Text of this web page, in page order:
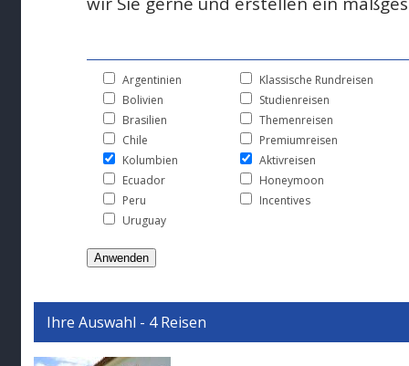
Argentinien
Bolivien
Brasilien
Chile
Kolumbien
Ecuador
Peru
Uruguay
Klassische Rundreisen
Studienreisen
Themenreisen
Premiumreisen
Aktivreisen
Honeymoon
Incentives
Ihre Auswahl - 4 Reisen